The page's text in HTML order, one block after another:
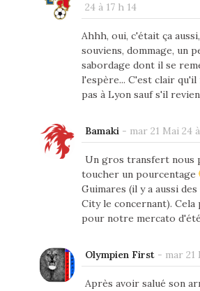
24 à 17 h 14
Ahhh, oui, c'était ça
souviens, dommage, un
sabordage dont il se
l'espère... C'est clair qu'il
pas à Lyon sauf s'il
Bamaki- mar 21 Mai 24
Un gros transfert nous
toucher un pourcentage
Guimares (il y a aussi
City le concernant).
pour notre mercato d'été
Olympien First- mar 21
Après avoir salué son